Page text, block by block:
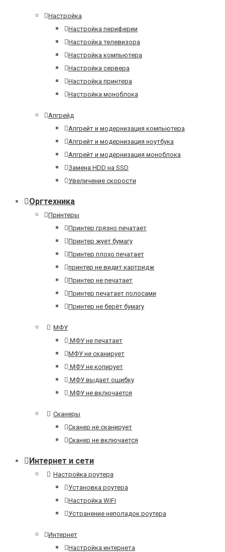
Настройка
Настройка периферии
Настройка телевизора
Настройка компьютера
Настройка сервера
Настройка принтера
Настройка моноблока
Апгрейд
Апгрейт и модернизация компьютера
Апгрейт и модернизация ноутбука
Апгрейт и модернизация моноблока
Замена HDD на SSD
Увеличение скорости
Оргтехника
Принтеры
Принтер грязно печатает
Принтер жует бумагу
Принтер плохо печатает
принтер не видит картридж
Принтер не печатает
Принтер печатает полосами
Принтер не берёт бумагу
МФУ
МФУ не печатает
МФУ не сканирует
МФУ не копирует
МФУ выдает ошибку
МФУ не включается
Сканеры
Сканер не сканирует
Сканер не включается
Интернет и сети
Настройка роутера
Установка роутера
Настройка WiFi
Устранение неполадок роутера
Интернет
Настройка интернета